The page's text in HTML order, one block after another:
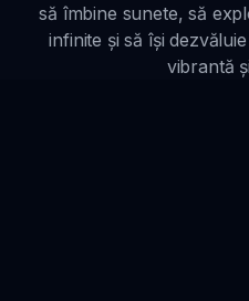
să îmbine sunete, să
infinite și să își
vibrantă